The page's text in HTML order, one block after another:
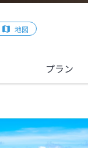
地図
プラン